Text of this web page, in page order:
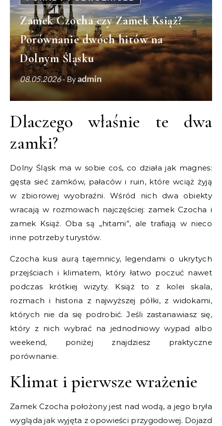
Zamek Czocha czy Zamek Książ?
Porównanie dwóch hitów na
Dolnym Śląsku
08.05.2026- Byadmin
Dlaczego właśnie te dwa
zamki?
Dolny Śląsk ma w sobie coś, co działa jak magnes:
gęsta sieć zamków, pałaców i ruin, które wciąż żyją
w zbiorowej wyobraźni. Wśród nich dwa obiekty
wracają w rozmowach najczęściej: zamek Czocha i
zamek Książ. Oba są „hitami”, ale trafiają w nieco
inne potrzeby turystów.
Czocha kusi aurą tajemnicy, legendami o ukrytych
przejściach i klimatem, który łatwo poczuć nawet
podczas krótkiej wizyty. Książ to z kolei skala,
rozmach i historia z najwyższej półki, z widokami,
których nie da się podrobić. Jeśli zastanawiasz się,
który z nich wybrać na jednodniowy wypad albo
weekend, poniżej znajdziesz praktyczne
porównanie.
Klimat i pierwsze wrażenie
Zamek Czocha położony jest nad wodą, a jego bryła
wygląda jak wyjęta z opowieści przygodowej. Dojazd